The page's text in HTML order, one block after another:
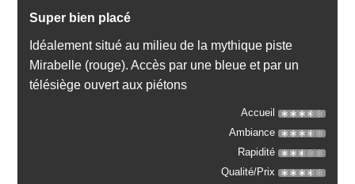
Super bien placé
Idéalement situé au milieu de la mythique piste
Mirabelle (rouge). Accès par une bleue et par un
télésiège ouvert aux piétons
Accueil
Ambiance
Rapidité
Qualité/Prix